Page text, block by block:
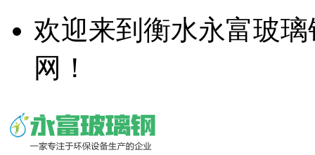
欢迎来到衡水永富玻
网！